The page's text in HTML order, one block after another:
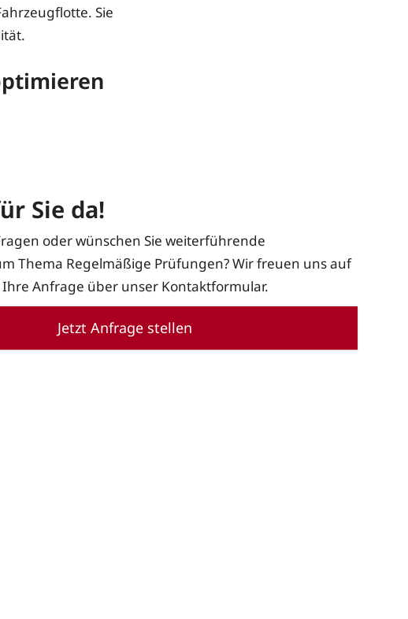
Sie
Sie da!
oder wünschen Sie weiterführende
Thema Regelmäßige Prüfungen? Wir freuen uns auf
Anfrage über unser Kontaktformular.
Jetzt Anfrage stellen